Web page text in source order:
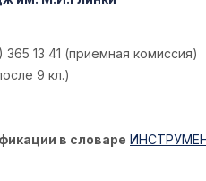
13 41 (приемная комиссия)
9 кл.)
в словаре